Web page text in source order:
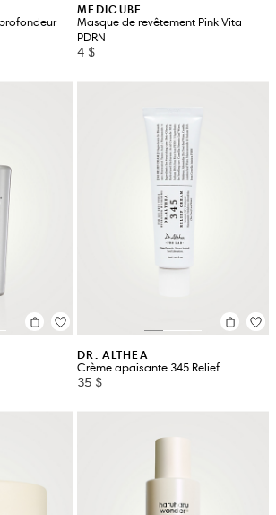
MEDICUBE
Masque de revêtement Pink Vita
PDRN
4 $
DR. ALTHEA
Crème apaisante 345 Relief
35 $